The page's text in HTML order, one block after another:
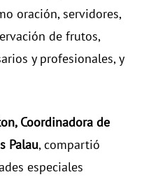
oración, servidores,
de frutos,
y profesionales, y
Coordinadora de
Palau, compartió
especiales